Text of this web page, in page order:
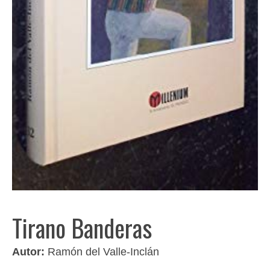
Tirano Banderas
Autor: Ramón del Valle-Inclán